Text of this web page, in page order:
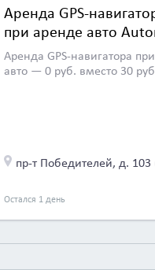
Аренда GPS-
при аренде авто
Аренда GPS-навигатора
авто — 0 руб. вместо 30
Остался 1 день